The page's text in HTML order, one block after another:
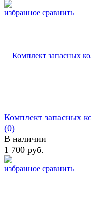
избранное сравнить
избранное сравнить
Комплект запасных
(0)
В наличии
1 700 руб.